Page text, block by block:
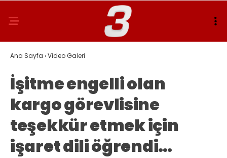
Ana Sayfa ›Video Galeri
İşitme engelli olan
kargo görevlisine
teşekkür etmek için
işaret dili öğrendi…